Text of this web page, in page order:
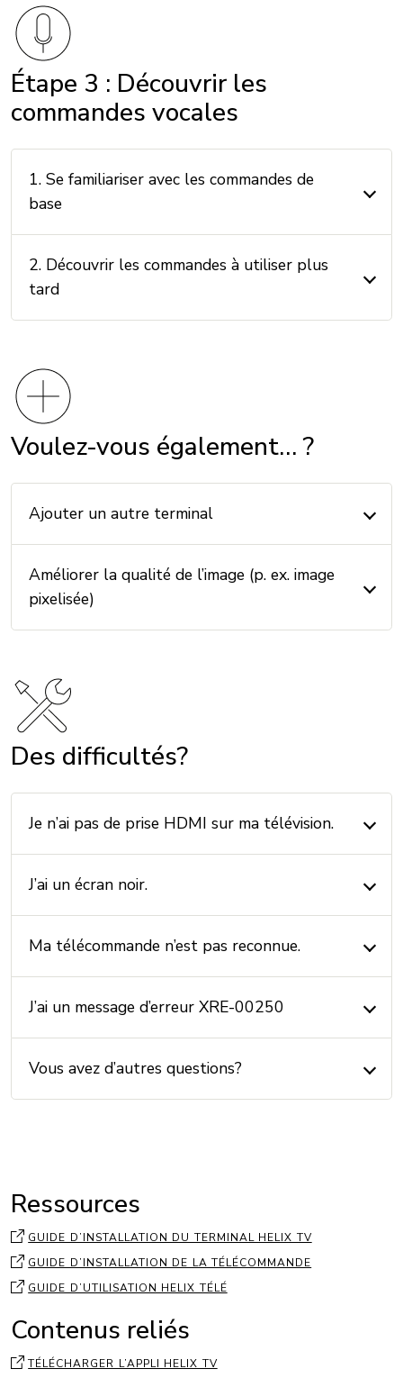
Étape 3 : Découvrir les
commandes vocales
1. Se familiariser avec les commandes de
base
2. Découvrir les commandes à utiliser plus
tard
Voulez-vous également… ?
Ajouter un autre terminal
Améliorer la qualité de l’image (p. ex. image
pixelisée)
Des difficultés?
Je n’ai pas de prise HDMI sur ma télévision.
J’ai un écran noir.
Ma télécommande n’est pas reconnue.
J’ai un message d’erreur XRE-00250
Vous avez d’autres questions?
Ressources
GUIDE D’INSTALLATION DU TERMINAL HELIX TV
GUIDE D’INSTALLATION DE LA TÉLÉCOMMANDE
GUIDE D’UTILISATION HELIX TÉLÉ
Contenus reliés
TÉLÉCHARGER L’APPLI HELIX TV